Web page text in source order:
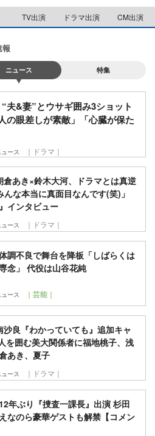
M
u
t
TV出演 ドラマ出演 CM出演
ニュース 特集
夫&妻”とウサギ囲み3ショット
の眼差しが素敵」「心臓が保た
ュース ｜ドラマ｜
倉あき×鈴木大河、ドラマとは真逆
な本当に真面目なんです(笑)」
インタビュー
ュース ｜ドラマ｜
調不良で舞台を降板「しばらくは
念」 代役は山谷花純
ュース ｜芸能｜
沙良『わかっていても』追加キャ
を囲む美大関係者に福地桃子、浅
あき、夏子
ュース ｜ドラマ｜
年ぶり『捜査一課長』出演 杉田
なのら豪華ゲストも解禁【コメン